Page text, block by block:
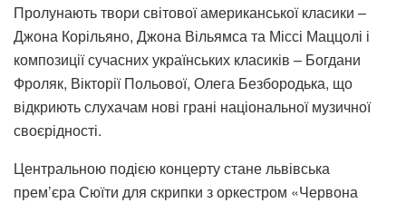
Пролунають твори світової американської класики –
Джона Корільяно, Джона Вільямса та Міссі Маццолі і
композиції сучасних українських класиків – Богдани
Фроляк, Вікторії Польової, Олега Безбородька, що
відкриють слухачам нові грані національної музичної
своєрідності.
Центральною подією концерту стане львівська
прем’єра Сюїти для скрипки з оркестром «Червона